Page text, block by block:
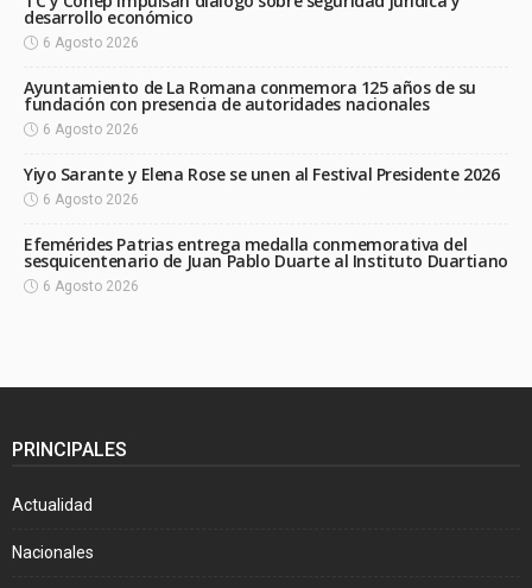
desarrollo económico
6 Agosto 2026
Ayuntamiento de La Romana conmemora 125 años de su
fundación con presencia de autoridades nacionales
6 Agosto 2026
Yiyo Sarante y Elena Rose se unen al Festival Presidente 2026
6 Agosto 2026
Efemérides Patrias entrega medalla conmemorativa del
sesquicentenario de Juan Pablo Duarte al Instituto Duartiano
6 Agosto 2026
PRINCIPALES
Actualidad
Nacionales